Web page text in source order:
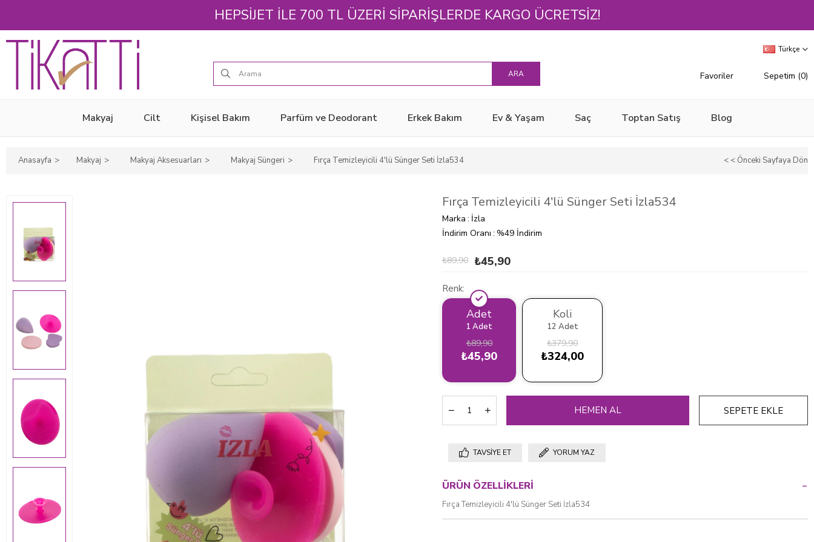
HEPSİJET ILE 700 TL ÜZERİ SİPARİŞLERDE KARGO ÜCRETSİZ!
Türkçe
Sepetim 0
Favoriler
Makyaj Cilt Kişisel Bakım Parfüm ve Deodorant Erkek Bakım Ev & Yaşam Saç Toptan Satış Blog
Anasayfa Makyaj Makyaj Aksesuarları Makyaj Süngeri Fırça Temizleyicili 4'lü Sünger Seti İzla534 < < Önceki Sayfaya Dön
Fırça Temizleyicili 4'lü Sünger Seti İzla534
Marka : İzla
İndirim Oranı : %49 İndirim
₺89,90 ₺45,90
Renk
Adet
1 Adet
₺89,90
₺45,90
Koli
12 Adet
₺379,90
₺324,00
TAVSIYE ET YORUM YAZ
ÜRÜN ÖZELLIKLERI
Fırça Temizleyicili 4'lü Sünger Seti İzla534